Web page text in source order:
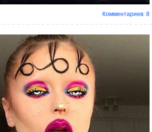
Комментариев: 8